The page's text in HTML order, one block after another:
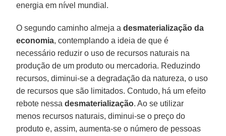
energia em nível mundial.
O segundo caminho almeja adesmaterialização da
economia, contemplando a ideia de que é
necessário reduzir o uso de recursos naturais na
produção de um produto ou mercadoria. Reduzindo
recursos, diminui-se a degradação da natureza, o uso
de recursos que são limitados. Contudo, há um efeito
rebote nessadesmaterialização. Ao se utilizar
menos recursos naturais, diminui-se o preço do
produto e, assim, aumenta-se o número de pessoas